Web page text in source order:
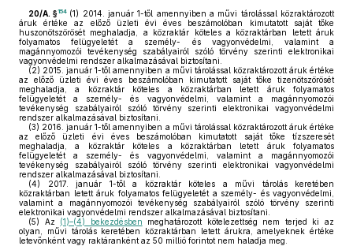
20/A. §154 (1) 2014. január 1-től amennyiben a művi tárolással közraktározott
áruk értéke az előző üzleti évi éves beszámolóban kimutatott saját tőke
huszonötszörösét meghaladja, a közraktár köteles a közraktárban letett áruk
folyamatos felügyeletét a személy- és vagyonvédelmi, valamint a
magánnyomozói tevékenység szabályairól szóló törvény szerinti elektronikai
vagyonvédelmi rendszer alkalmazásával biztosítani.
(2) 2015. január 1-től amennyiben a művi tárolással közraktározott áruk értéke
az előző üzleti évi éves beszámolóban kimutatott saját tőke tizenötszörösét
meghaladja, a közraktár köteles a közraktárban letett áruk folyamatos
felügyeletét a személy- és vagyonvédelmi, valamint a magánnyomozói
tevékenység szabályairól szóló törvény szerinti elektronikai vagyonvédelmi
rendszer alkalmazásával biztosítani.
(3) 2016. január 1-től amennyiben a művi tárolással közraktározott áruk értéke
az előző üzleti évi éves beszámolóban kimutatott saját tőke tízszeresét
meghaladja, a közraktár köteles a közraktárban letett áruk folyamatos
felügyeletét a személy- és vagyonvédelmi, valamint a magánnyomozói
tevékenység szabályairól szóló törvény szerinti elektronikai vagyonvédelmi
rendszer alkalmazásával biztosítani.
(4) 2017. január 1-től a közraktár köteles a művi tárolás keretében
közraktárban letett áruk folyamatos felügyeletét a személy- és vagyonvédelmi,
valamint a magánnyomozói tevékenység szabályairól szóló törvény szerinti
elektronikai vagyonvédelmi rendszer alkalmazásával biztosítani.
(5) Az (1)–(4) bekezdésben meghatározott kötelezettség nem terjed ki az
olyan, művi tárolás keretében közraktárban letett árukra, amelyeknek értéke
letevőnként vagy raktáranként az 50 millió forintot nem haladja meg.